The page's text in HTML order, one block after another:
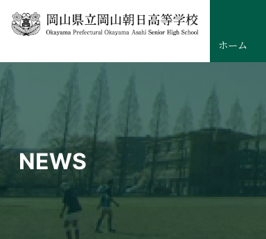
ス
キ
ッ
ン
に
移
ホーム
NEWS